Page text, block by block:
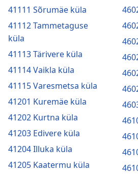
41111 Sõrumäe küla
41112 Tammetaguse
küla
41113 Tärivere küla
41114 Vaikla küla
41115 Varesmetsa küla
41201 Kuremäe küla
41202 Kurtna küla
41203 Edivere küla
41204 Illuka küla
41205 Kaatermu küla